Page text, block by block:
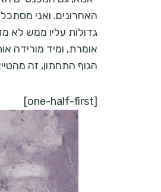
האחרונים. ואני
אומרת, ומיד מורידה
הגוף התחתון, זה
[one-half-first]